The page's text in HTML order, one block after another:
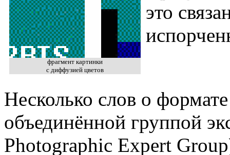
фрагмент картинки
с диффузией цветов
это
Несколько слов о
объединённой группой
Photographic Expert